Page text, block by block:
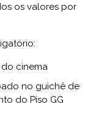
os valores por
cinema
no guichê de
do Piso GG